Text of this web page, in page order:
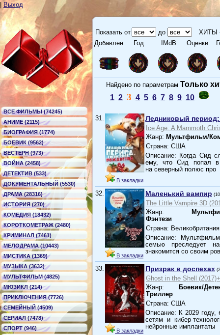
Выход
ВСЕ ФИЛЬМЫ (74245)
АНИМЕ (2115)
БИОГРАФИЯ (1774)
БОЕВИК (9562)
ВЕСТЕРН (973)
ВОЙНА (2458)
ДЕТЕКТИВ (533)
ДОКУМЕНТАЛЬНЫЙ (5530)
ДРАМА (28316)
ИСТОРИЯ (270)
КОМЕДИЯ (18432)
КОРОТКОМЕТРАЖ (2480)
КРИМИНАЛ (7461)
МЕЛОДРАМА (10443)
МИСТИКА (1369)
МУЗЫКА (3632)
МУЛЬТФИЛЬМ (4825)
МЮЗИКЛ (214)
ПРИКЛЮЧЕНИЯ (7726)
СЕМЕЙНЫЙ (4509)
СЕРИАЛ (7478)
СПОРТ (946)
Показать от до
ХИТЫ
Добавлен Год IMdB Оценки
Найдено по параметрам Только
1 2 3 4 5 6 7 8 9 10
31.
В закладки
Ледниковый период:
Ice Age: A Mammoth
Жанр: Мультфильм/
Страна: США
Описание: Когда Сид
ему, что Сид попал в
на северный полюс про
32.
В закладки
Маленький вампир
The Little Vampire 3D
Жанр:
Фэнтези
Страна: Великобритания
Описание:
семью преследует
знакомится со своим
33.
В закладки
Призрак в доспехах
Ghost in the Shell (2017)+
Жанр:
Боевик/
Триллер
Страна: США
Описание: К 2029 году,
сетям и кибер-
нейронные имплантаты